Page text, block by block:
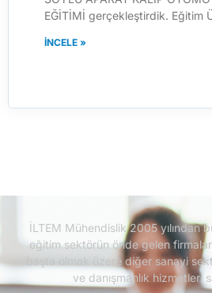
EĞİTİMİ gerçekleştirdik. Eğitim
İNCELE »
İLTEM Mühendislik 2005 yılından
eğitim sektörün önde gelen
başta olmak üzere diğer sanayi
ve danışmanlık hizmetleri